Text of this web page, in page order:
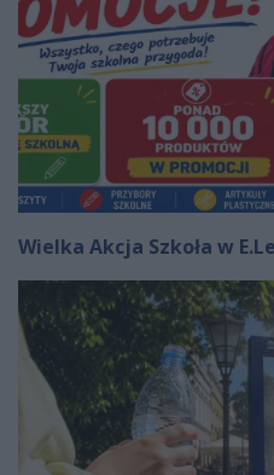
Wielka Akcja Szkoła w